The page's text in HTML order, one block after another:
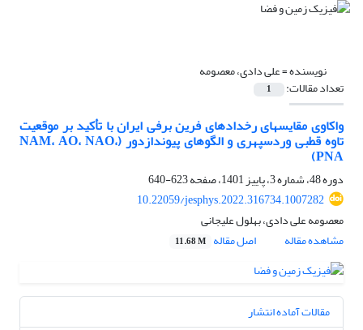
نویسنده =علی دادی، معصومه
تعداد مقالات: 1
واکاوی مقایسه‎ای رخدادهای فرین برفی ایران با تأکید بر موقعیت
تاوه قطبی وردسپهری و الگوهای پیوندازدور (NAM، AO، NAO،
PNA)
دوره 48، شماره 3، پاییز 1401، صفحه
623-640
10.22059/jesphys.2022.316734.1007282
معصومه علی دادی، بهلول علیجانی
مشاهده مقاله
اصل مقاله 11.68 M
مقالات آماده انتشار